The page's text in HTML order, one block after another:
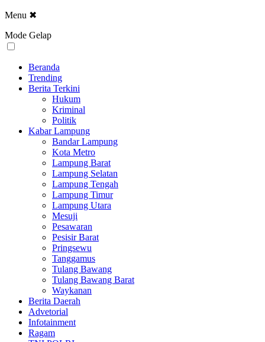
Menu ✖
Mode Gelap
Beranda
Trending
Berita Terkini
Hukum
Kriminal
Politik
Kabar Lampung
Bandar Lampung
Kota Metro
Lampung Barat
Lampung Selatan
Lampung Tengah
Lampung Timur
Lampung Utara
Mesuji
Pesawaran
Pesisir Barat
Pringsewu
Tanggamus
Tulang Bawang
Tulang Bawang Barat
Waykanan
Berita Daerah
Advetorial
Infotainment
Ragam